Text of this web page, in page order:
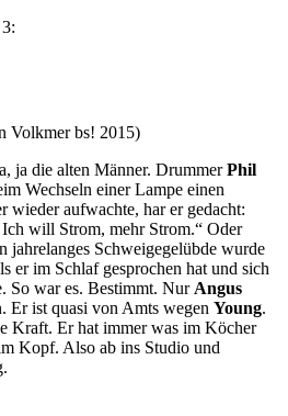
Volkmer bs! 2015)
ja die alten Männer. DrummerPhil
Wechseln einer Lampe einen
wieder aufwachte, har er gedacht:
will Strom, mehr Strom.“ Oder
jahrelanges Schweigegelübde wurde
er im Schlaf gesprochen hat und sich
So war es. Bestimmt. Nur Angus
Er ist quasi von Amts wegen Young.
Kraft. Er hat immer was im Köcher
Kopf. Also ab ins Studio und